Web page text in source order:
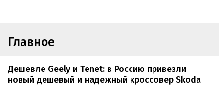
Главное
Дешевле Geely и Tenet: в Россию привезли
новый дешевый и надежный кроссовер Skoda